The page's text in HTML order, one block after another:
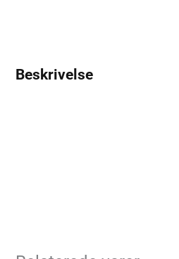
Beskrivelse